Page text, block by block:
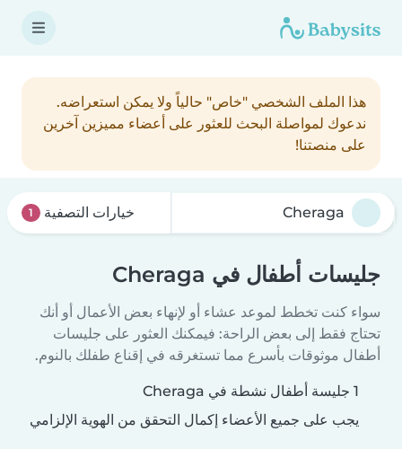
هذا الملف الشخصي "خاص" حالياً ولا يمكن استعراضه.
ندعوك لمواصلة البحث للعثور على أعضاء مميزين آخرين
على منصتنا!
خيارات التصفية 1
جليسات أطفال في Cheraga
سواء كنت تخطط لموعد عشاء أو لإنهاء بعض الأعمال أو أنك
تحتاج فقط إلى بعض الراحة: فيمكنك العثور على جليسات
أطفال موثوقات بأسرع مما تستغرقه في إقناع طفلك بالنوم.
1 جليسة أطفال نشطة في Cheraga
يجب على جميع الأعضاء إكمال التحقق من الهوية الإلزامي